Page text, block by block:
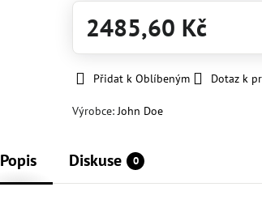
2485,60 Kč
Přidat k Oblíbeným Dotaz k
Výrobce:John Doe
Popis Diskuse 0